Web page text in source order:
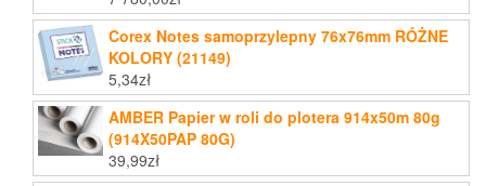
Corex Notes samoprzylepny 76x76mm RÓŻNE
KOLORY (21149)
5,34zł
AMBER Papier w roli do plotera 914x50m 80g
(914X50PAP 80G)
39,99zł